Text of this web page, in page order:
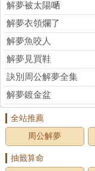
解夢被太陽嗮
解夢衣領爛了
解夢魚咬人
解夢見買鞋
訣別周公解夢全集
解夢鍍金盆
全站推薦
周公解夢
抽籤算命